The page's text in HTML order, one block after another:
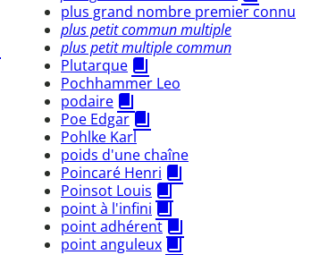
plus grand nombre premier connu
plus petit commun multiple
plus petit multiple commun
Plutarque
Pochhammer Leo
podaire
Poe Edgar
Pohlke Karl
poids d'une chaîne
Poincaré Henri
Poinsot Louis
point à l'infini
point adhérent
point anguleux